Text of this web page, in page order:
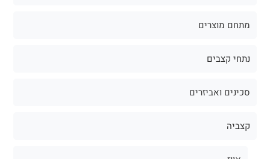
מתחם מוצרים
נתחי קצבים
סכינים ואביזרים
קצביה